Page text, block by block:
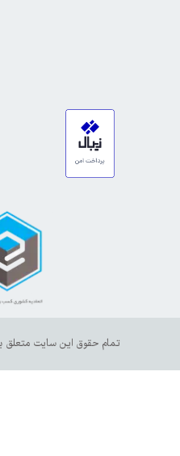
تمام حقوق این سایت متعلق